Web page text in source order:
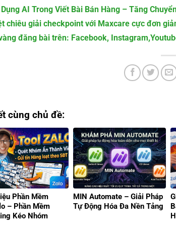
AI Trong Viết Bài Bán Hàng – Tăng
chiêu giải checkpoint với Maxcare cực đơn
đăng bài trên: Facebook,
cùng chủ đề:
Phần Mềm
– Phần Mềm
Kéo Nhóm
MIN Automate – Giải Pháp
Tự Động Hóa Đa Nền Tảng